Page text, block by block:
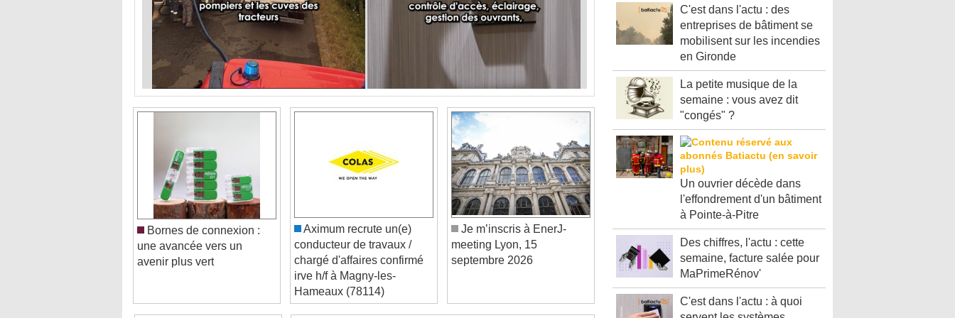
Bornes de connexion :
une avancée vers un
avenir plus vert
conducteur de travaux /
chargé d'affaires confirmé
irve h/f à Magny-les-
Hameaux (78114)
Je m’inscris à EnerJ-
meeting Lyon, 15
septembre 2026
C'est dans l'actu : des
entreprises de bâtiment se
mobilisent sur les incendies
en Gironde
La petite musique de la
semaine : vous avez dit
"congés" ?
Un ouvrier décède dans
l'effondrement d'un bâtiment
à Pointe-à-Pitre
Des chiffres, l'actu : cette
semaine, facture salée pour
MaPrimeRénov'
C'est dans l'actu : à quoi